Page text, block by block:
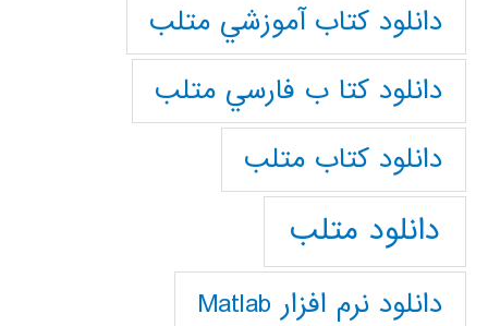
دانلود كتاب آموزشي متلب
دانلود كتا ب فارسي متلب
دانلود كتاب متلب
دانلود متلب
دانلود نرم افزار Matlab